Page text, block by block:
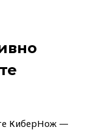
КиберНож —